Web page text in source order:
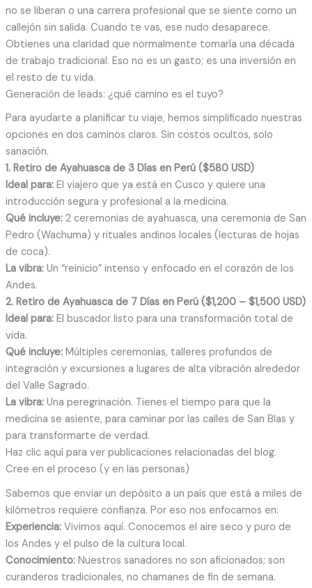
no se liberan o una carrera profesional que se siente como un
callejón sin salida. Cuando te vas, ese nudo desaparece.
Obtienes una claridad que normalmente tomaría una década
de trabajo tradicional. Eso no es un gasto; es una inversión en
el resto de tu vida.
Generación de leads: ¿qué camino es el tuyo?
Para ayudarte a planificar tu viaje, hemos simplificado nuestras
opciones en dos caminos claros. Sin costos ocultos, solo
sanación.
1. Retiro de Ayahuasca de 3 Días en Perú ($580 USD)
Ideal para:El viajero que ya está en Cusco y quiere una
introducción segura y profesional a la medicina.
Qué incluye:2 ceremonias de ayahuasca, una ceremonia de San
Pedro (Wachuma) y rituales andinos locales (lecturas de hojas
de coca).
La vibra:Un “reinicio” intenso y enfocado en el corazón de los
Andes.
2. Retiro de Ayahuasca de 7 Días en Perú ($1,200 – $1,500 USD)
Ideal para:El buscador listo para una transformación total de
vida.
Qué incluye:Múltiples ceremonias, talleres profundos de
integración y excursiones a lugares de alta vibración alrededor
del Valle Sagrado.
La vibra:Una peregrinación. Tienes el tiempo para que la
medicina se asiente, para caminar por las calles de San Blas y
para transformarte de verdad.
Haz clic aquí para ver publicaciones relacionadas del blog.
Cree en el proceso (y en las personas)
Sabemos que enviar un depósito a un país que está a miles de
kilómetros requiere confianza. Por eso nos enfocamos en:
Experiencia:Vivimos aquí. Conocemos el aire seco y puro de
los Andes y el pulso de la cultura local.
Conocimiento:Nuestros sanadores no son aficionados; son
curanderos tradicionales, no chamanes de fin de semana.